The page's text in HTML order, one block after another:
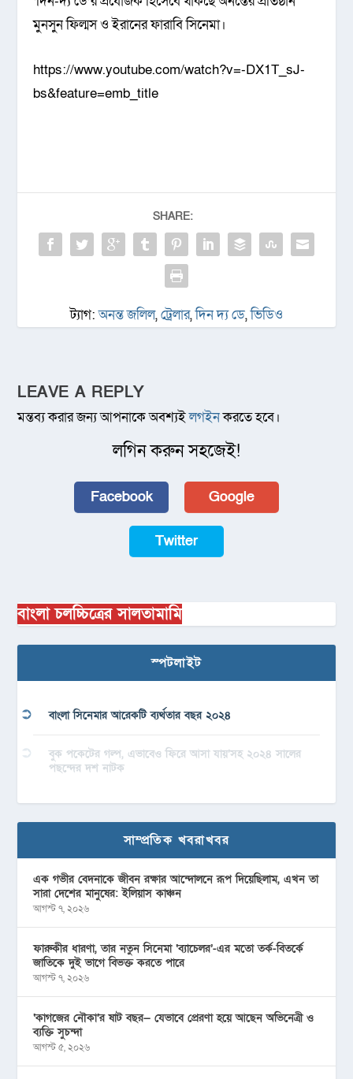
মুনসুন ফিল্মস ও ইরানের ফারাবি সিনেমা।
https://www.youtube.com/watch?v=-DX1T_sJ-
bs&feature=emb_title
SHARE:
ট্যাগ:অনন্ত জলিল,ট্রেলার,দিন দ্য ডে,ভিডিও
LEAVE A REPLY
মন্তব্য করার জন্য আপনাকে অবশ্যইলগইনকরতে হবে।
লগিন করুন সহজেই!
Facebook Google
Twitter
বাংলা চলচ্চিত্রের সালতামামি
স্পটলাইট
বাংলা সিনেমার আরেকটি ব্যর্থতার বছর ২০২৪
বুক পকেটের গল্প, এভাবেও ফিরে আসা যায়’সহ ২০২৪ সালের
পছন্দের দশ নাটক
সাম্প্রতিক খবরাখবর
এক গভীর বেদনাকে জীবন রক্ষার আন্দোলনে রূপ দিয়েছিলাম, এখন তা
সারা দেশের মানুষের: ইলিয়াস কাঞ্চন
আগস্ট ৭, ২০২৬
ফারুকীর ধারণা, তার নতুন সিনেমা ‘ব্যাচেলর’-এর মতো তর্ক-বিতর্কে
জাতিকে দুই ভাগে বিভক্ত করতে পারে
আগস্ট ৭, ২০২৬
‘কাগজের নৌকা’র ষাট বছর— যেভাবে প্রেরণা হয়ে আছেন অভিনেত্রী ও
ব্যক্তি সুচন্দা
আগস্ট ৫, ২০২৬